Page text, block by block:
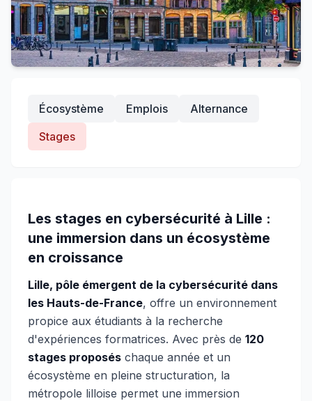
Écosystème Emplois
Alternance
Stages
Les stages en cybersécurité à Lille :
une immersion dans un écosystème
en croissance
Lille, pôle émergent de la cybersécurité dans
les Hauts-de-France, offre un environnement
propice aux étudiants à la recherche
d'expériences formatrices. Avec près de 120
stages proposés chaque année et un
écosystème en pleine structuration, la
métropole lilloise permet une immersion